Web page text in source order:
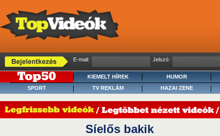
E-mail: Jelszó:
KIEMELT HÍREK
HUMOR
SPORT
TV REKLÁM HAZAI ZENE
Síelős bakik